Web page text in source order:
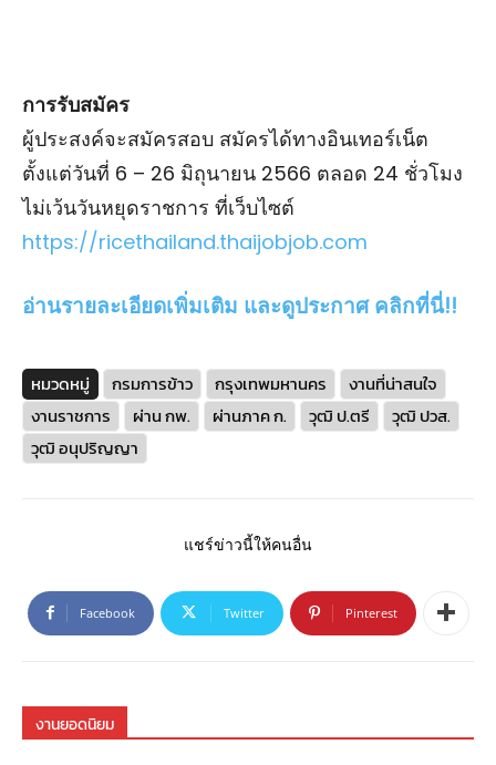
การรับสมัคร
ผู้ประสงค์จะสมัครสอบ สมัครได้ทางอินเทอร์เน็ต
ตั้งแต่วันที่ 6 – 26 มิถุนายน 2566 ตลอด 24 ชั่วโมง
ไม่เว้นวันหยุดราชการ ที่เว็บไซต์
https://ricethailand.thaijobjob.com
อ่านรายละเอียดเพิ่มเติม และดูประกาศ คลิกที่นี่!!
หมวดหมู่ กรมการข้าว กรุงเทพมหานคร
งานที่น่าสนใจ
งานราชการ
ผ่าน กพ. ผ่านภาค ก. วุฒิ ป.ตรี
วุฒิ ปวส.
วุฒิ อนุปริญญา
แชร์ข่าวนี้ให้คนอื่น
Facebook Twitter Pinterest
งานยอดนิยม